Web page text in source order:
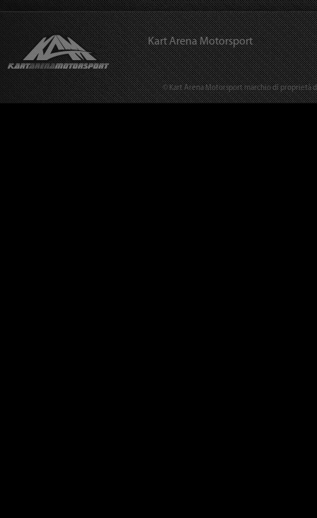
Kart Arena Motorsport
© Kart Arena Motorsport marchio di proprietà